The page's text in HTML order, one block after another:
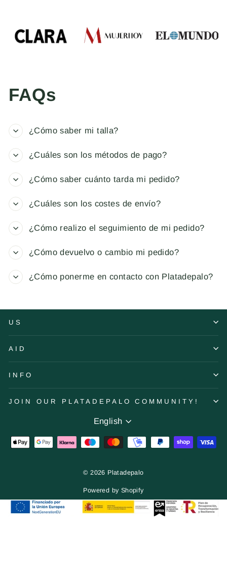
FAQs
¿Cómo saber mi talla?
¿Cuáles son los métodos de pago?
¿Cómo saber cuánto tarda mi pedido?
¿Cuáles son los costes de envío?
¿Cómo realizo el seguimiento de mi pedido?
¿Cómo devuelvo o cambio mi pedido?
¿Cómo ponerme en contacto con Platadepalo?
US
AID
INFO
JOIN OUR PLATADEPALO COMMUNITY!
Language
English
© 2026 Platadepalo
Powered by Shopify